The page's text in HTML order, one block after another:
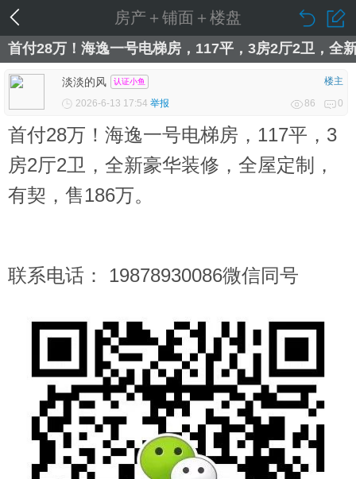
房产＋铺面＋楼盘
首付28万！海逸一号电梯房，117平，3房2厅2卫，全
淡淡的风 认证小鱼
楼主
2026-6-13 17:54 举报 86 0
首付28万！海逸一号电梯房，117平，3
房2厅2卫，全新豪华装修，全屋定制，
有契，售186万。
联系电话： 19878930086微信同号